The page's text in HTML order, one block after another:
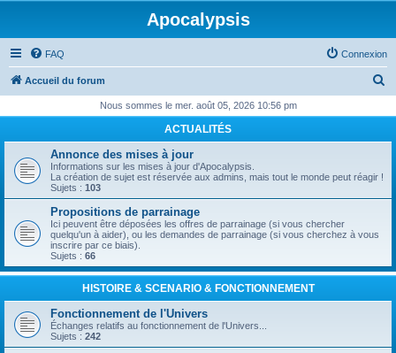
Apocalypsis
FAQ Connexion
Accueil du forum
h
r
Nous sommes le mer. août 05, 2026 10:56 pm
ACTUALITÉS
Annonce des mises à jour
Informations sur les mises à jour d'Apocalypsis.
La création de sujet est réservée aux admins, mais tout le monde peut réagir !
Sujets : 103
Propositions de parrainage
Ici peuvent être déposées les offres de parrainage (si vous chercher
quelqu'un à aider), ou les demandes de parrainage (si vous cherchez à vous
inscrire par ce biais).
Sujets : 66
HISTOIRE & SCENARIO & FONCTIONNEMENT
Fonctionnement de l'Univers
Échanges relatifs au fonctionnement de l'Univers...
Sujets : 242